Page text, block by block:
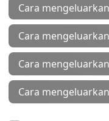
Cara
Cara
Cara
Cara